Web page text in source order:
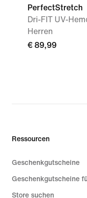
PerfectStretch
Dri-FIT UV-
Herren
€ 89,99
Ressourcen
Geschenkgutscheine
Geschenkgutscheine
Store suchen